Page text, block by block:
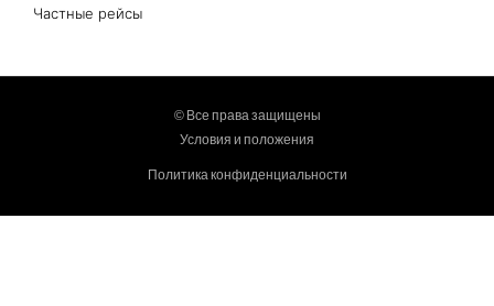
Частные рейсы
© Все права защищены
Условия и положения
Политика конфиденциальности